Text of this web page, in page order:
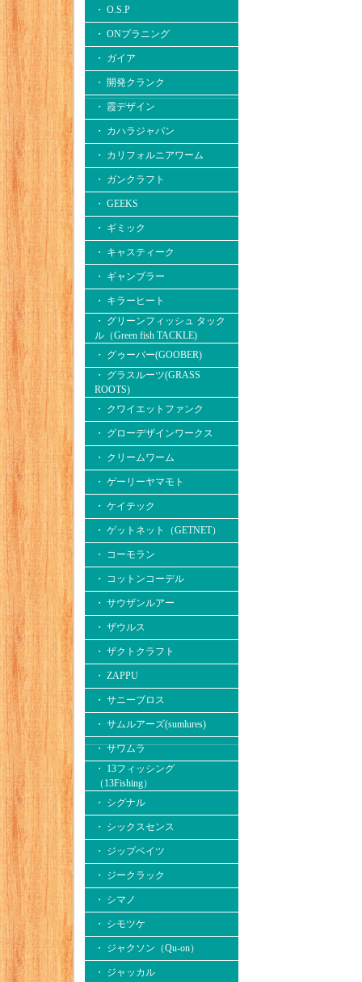
・ O.S.P
・ ONプラニング
・ ガイア
・ 開発クランク
・ 霞デザイン
・ カハラジャパン
・ カリフォルニアワーム
・ ガンクラフト
・ GEEKS
・ ギミック
・ キャスティーク
・ ギャンブラー
・ キラーヒート
・ グリーンフィッシュ タック
ル（Green fish TACKLE)
・ グゥーバー(GOOBER)
・ グラスルーツ(GRASS
ROOTS)
・ クワイエットファンク
・ グローデザインワークス
・ クリームワーム
・ ゲーリーヤマモト
・ ケイテック
・ ゲットネット（GETNET）
・ コーモラン
・ コットンコーデル
・ サウザンルアー
・ ザウルス
・ ザクトクラフト
・ ZAPPU
・ サニーブロス
・ サムルアーズ(sumlures)
・ サワムラ
・ 13フィッシング
（13Fishing）
・ シグナル
・ シックスセンス
・ ジップベイツ
・ ジークラック
・ シマノ
・ シモツケ
・ ジャクソン（Qu-on）
・ ジャッカル